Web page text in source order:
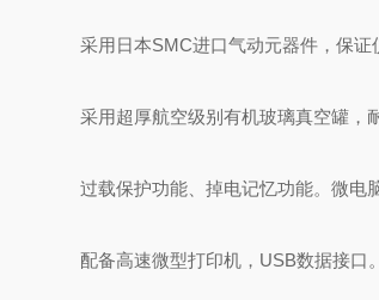
采用日本SMC进口气动元器件，保证
采用超厚航空级别有机玻璃真空罐，
过载保护功能、掉电记忆功能。微电
配备高速微型打印机，USB数据接口。